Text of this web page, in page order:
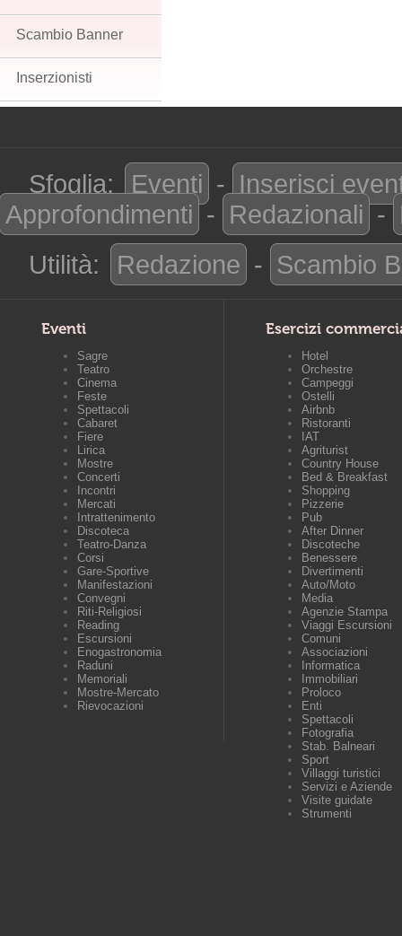
Scambio Banner
Inserzionisti
Sfoglia: Eventi - Inserisci
Approfondimenti - Redazionali -
Utilità:
Redazione - Scambio
Eventi
Sagre
Teatro
Cinema
Feste
Spettacoli
Cabaret
Fiere
Lirica
Mostre
Concerti
Incontri
Mercati
Intrattenimento
Discoteca
Teatro-Danza
Corsi
Gare-Sportive
Manifestazioni
Convegni
Riti-Religiosi
Reading
Escursioni
Enogastronomia
Raduni
Memoriali
Mostre-Mercato
Rievocazioni
Esercizi
Hotel
Orchestre
Campeggi
Ostelli
Airbnb
Ristoranti
IAT
Agriturist
Country House
Bed & Breakfast
Shopping
Pizzerie
Pub
After Dinner
Discoteche
Benessere
Divertimenti
Auto/Moto
Media
Agenzie Stampa
Viaggi Escursioni
Comuni
Associazioni
Informatica
Immobiliari
Proloco
Enti
Spettacoli
Fotografia
Stab. Balneari
Sport
Villaggi turistici
Servizi e Aziende
Visite guidate
Strumenti